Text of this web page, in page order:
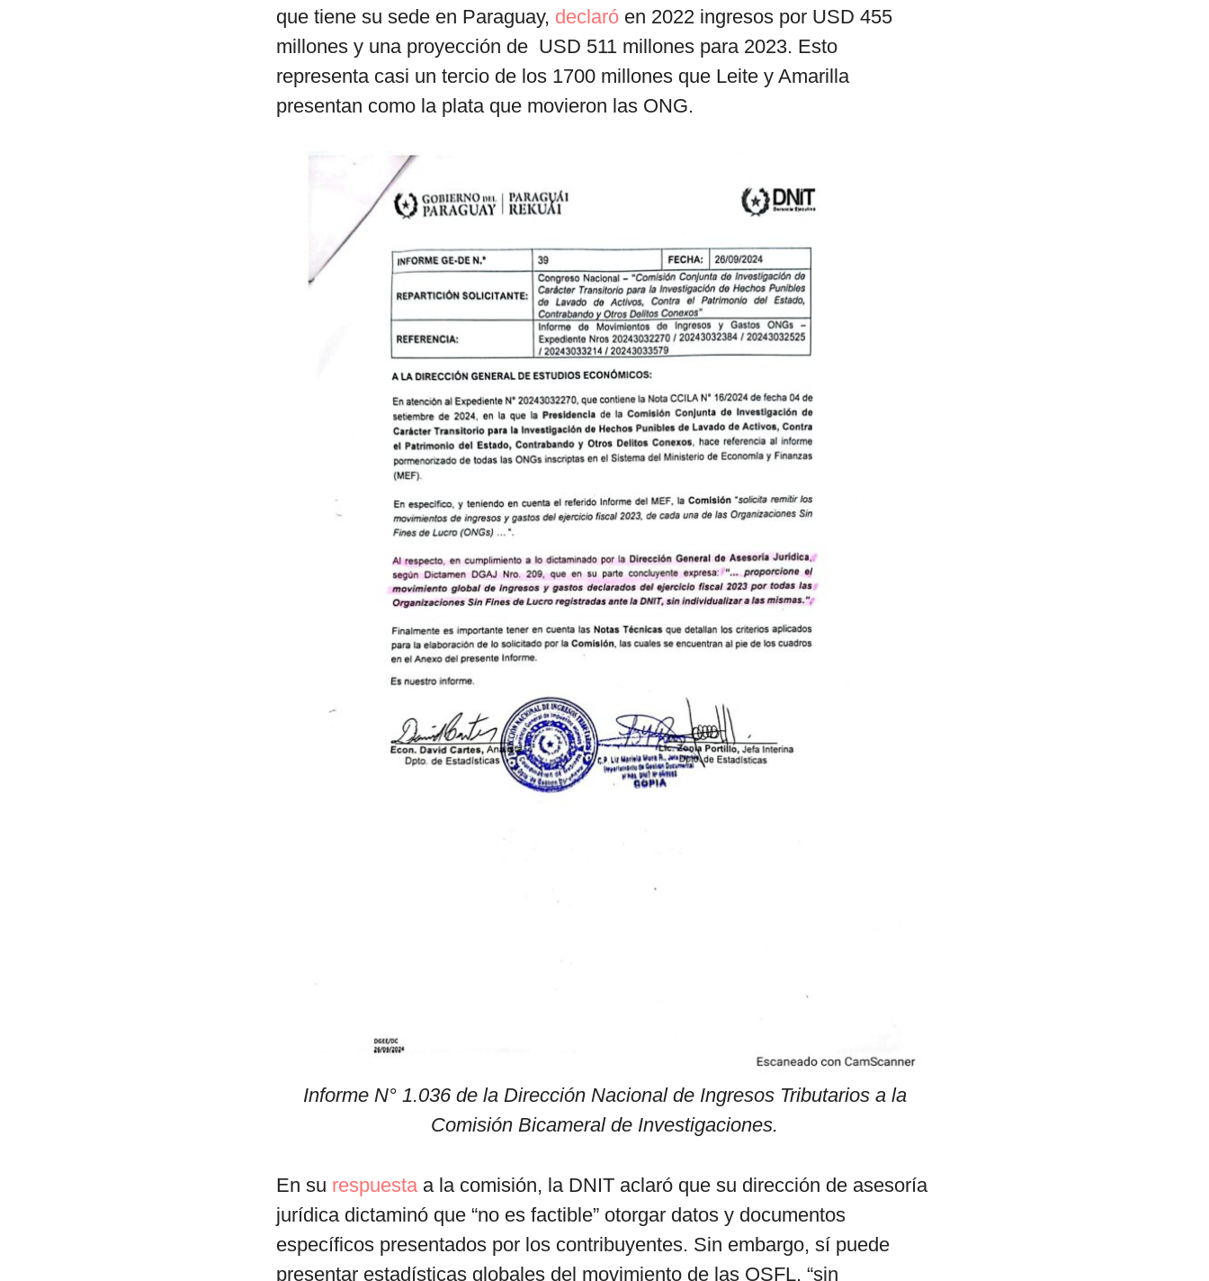
que tiene su sede en Paraguay, declaró en 2022 ingresos por USD 455
millones y una proyección de USD 511 millones para 2023. Esto
representa casi un tercio de los 1700 millones que Leite y Amarilla
presentan como la plata que movieron las ONG.
Informe N° 1.036 de la Dirección Nacional de Ingresos Tributarios a la
Comisión Bicameral de Investigaciones.
En su respuesta a la comisión, la DNIT aclaró que su dirección de asesoría
jurídica dictaminó que “no es factible” otorgar datos y documentos
específicos presentados por los contribuyentes. Sin embargo, sí puede
presentar estadísticas globales del movimiento de las OSFL, “sin